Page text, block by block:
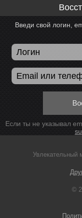
Введи свой логин,
Если ты не указывал
Увлекательный
©